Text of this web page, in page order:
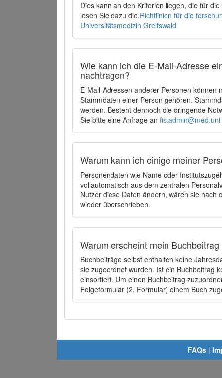
Dies kann an den Kriterien liegen, die für
lesen Sie dazu die Richtlinien für die
Universitätsmedizin Greifswald
Wie kann ich die E-Mail-Adresse
nachtragen?
E-Mail-Adressen anderer Personen können
Stammdaten einer Person gehören.
werden. Besteht dennoch die dringende
Sie bitte eine Anfrage an
Warum kann ich einige meiner
Personendaten wie Name oder
vollautomatisch aus dem zentralen
Nutzer diese Daten ändern, wären sie
wieder überschrieben.
Warum erscheint mein
Buchbeiträge selbst enthalten keine
sie zugeordnet wurden. Ist ein Buchbeitrag
einsortiert. Um einen Buchbeitrag
Folgeformular (2. Formular) einem Buch
FAQs |